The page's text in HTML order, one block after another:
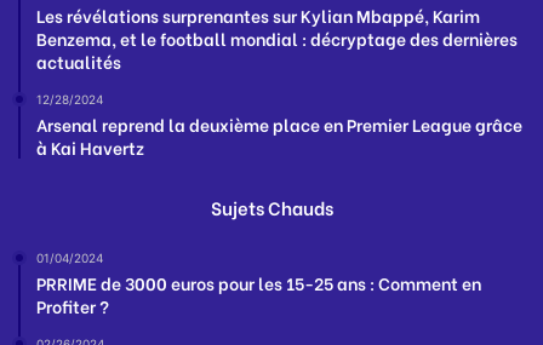
Les révélations surprenantes sur Kylian Mbappé, Karim
Benzema, et le football mondial : décryptage des dernières
actualités
12/28/2024
Arsenal reprend la deuxième place en Premier League grâce
à Kai Havertz
Sujets Chauds
01/04/2024
PRRIME de 3000 euros pour les 15-25 ans : Comment en
Profiter ?